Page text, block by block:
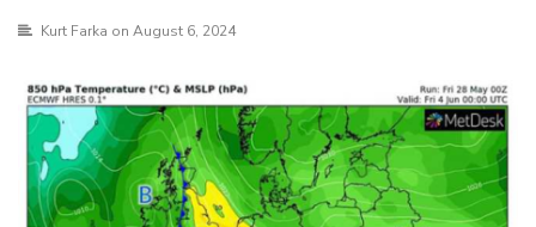
Kurt Farka on August 6, 2024